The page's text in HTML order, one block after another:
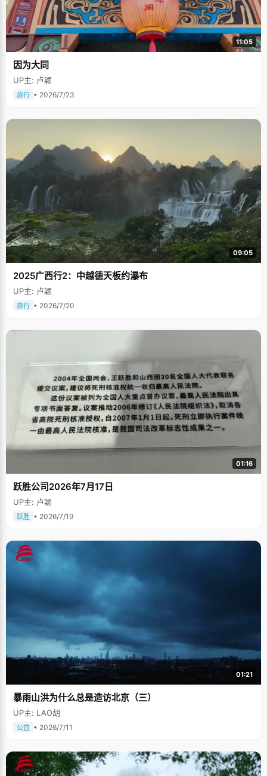
11:05
因为大同
UP主: 卢颖
旅行 • 2026/7/23
09:05
2025广西行2：中越德天板约瀑布
UP主: 卢颖
旅行 • 2026/7/20
01:16
跃胜公司2026年7月17日
UP主: 卢颖
跃胜 • 2026/7/19
01:21
暴雨山洪为什么总是造访北京（三）
UP主: LAO胡
公益 • 2026/7/11